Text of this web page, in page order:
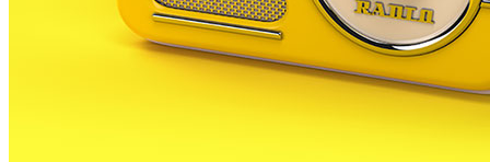
A l’accident només va haver-hi un vehicle implicat i
cap persona ferida. Des de la Policia Local de
Palafolls informen que el conductor va donar positiu